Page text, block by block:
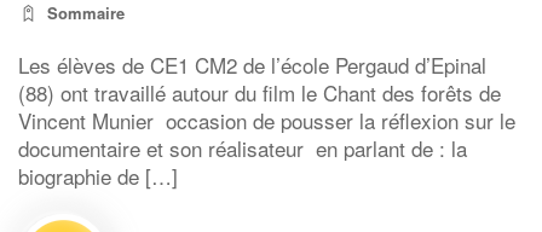
Sommaire
Les élèves de CE1 CM2 de l’école Pergaud d’Epinal
(88) ont travaillé autour du film le Chant des forêts de
Vincent Munier occasion de pousser la réflexion sur le
documentaire et son réalisateur en parlant de : la
biographie de […]